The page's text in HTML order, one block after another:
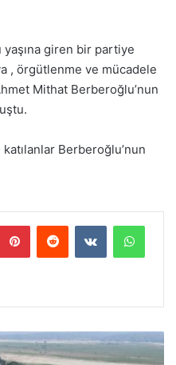
yaşına giren bir partiye
, örgütlenme ve mücadele
Mithat Berberoğlu’nun
Berberoğlu’nun